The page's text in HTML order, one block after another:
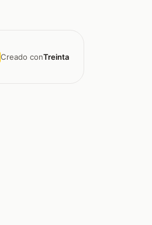
Creado conTreinta